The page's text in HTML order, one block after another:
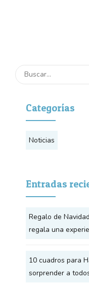
Categorías
Noticias
Entradas
Regalo de
regala una
10 cuadros para
sorprender a